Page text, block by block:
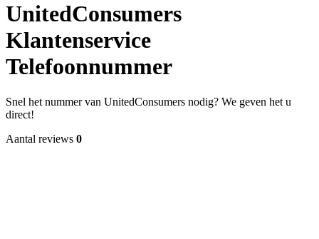
UnitedConsumers
Klantenservice
Telefoonnummer
Snel het nummer van UnitedConsumers nodig? We geven het u
direct!
Aantal reviews 0